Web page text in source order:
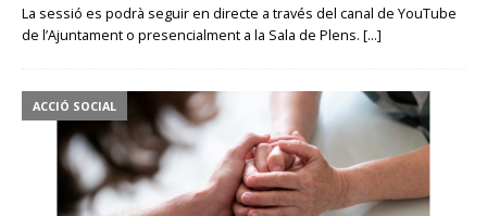
La sessió es podrà seguir en directe a través del canal de YouTube
de l’Ajuntament o presencialment a la Sala de Plens. […]
ACCIÓ SOCIAL